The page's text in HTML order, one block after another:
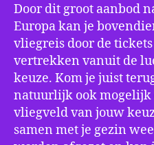
Door dit groot aanbod
Europa kan je
vliegreis door de
vertrekken vanuit de
keuze. Kom je juist
natuurlijk ook mogelijk
vliegveld van jouw
samen met je gezin